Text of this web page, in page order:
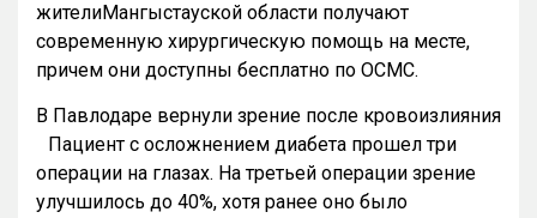
жителиМангыстауской области получают
современную хирургическую помощь на месте,
причем они доступны бесплатно по ОСМС.
В Павлодаре вернули зрение после кровоизлияния
Пациент с осложнением диабета прошел три
операции на глазах. На третьей операции зрение
улучшилось до 40%, хотя ранее оно было